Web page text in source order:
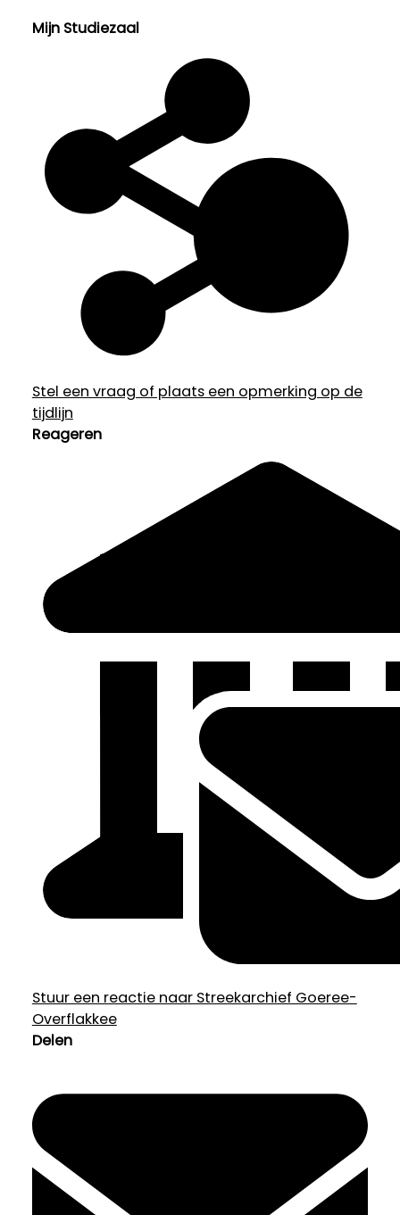
Mijn Studiezaal
Stel een vraag of plaats een opmerking op de
tijdlijn
Reageren
Stuur een reactie naar Streekarchief Goeree-
Overflakkee
Delen